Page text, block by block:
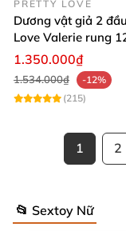
PRETTY LOVE
Dương vật giả 2
Love Valerie rung
cao cấp
1.350.000₫
1.534.000₫
-12%
(215)
1 2
📂 Sextoy Nữ